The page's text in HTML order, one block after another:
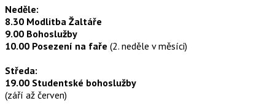
Neděle:
8.30 Modlitba Žaltáře
9.00 Bohoslužby
10.00 Posezení na faře (2. neděle v měsíci)
Středa:
19.00 Studentské bohoslužby
(září až červen)